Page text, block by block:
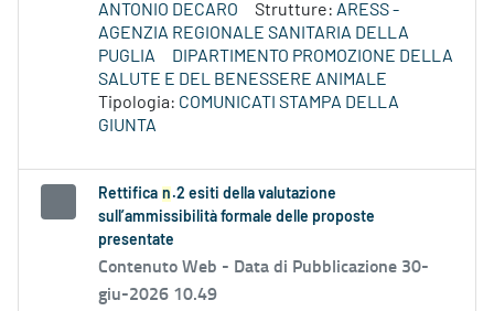
ANTONIO DECARO
Strutture: ARESS -
AGENZIA REGIONALE SANITARIA DELLA
PUGLIA
DIPARTIMENTO PROMOZIONE DELLA
SALUTE E DEL BENESSERE ANIMALE
Tipologia: COMUNICATI STAMPA DELLA
GIUNTA
Rettifica n .2 esiti della valutazione
sull’ammissibilità formale delle proposte
presentate
Contenuto Web - Data di Pubblicazione 30-
giu-2026 10.49